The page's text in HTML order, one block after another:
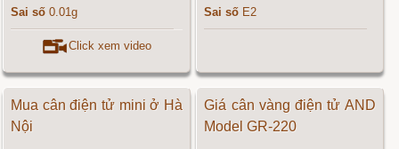
Sai số 0.01g
Click xem video
Sai số E2
Mua cân điện tử mini ở Hà
Nội
Giá cân vàng điện tử AND
Model GR-220